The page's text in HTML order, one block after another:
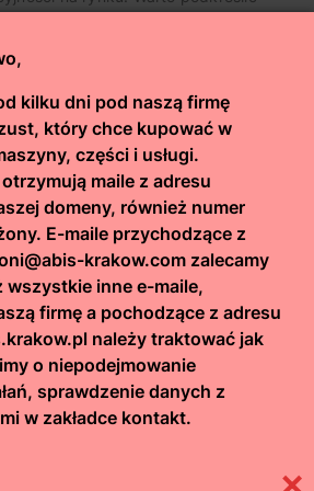
oczekiwań firm. Inwestycje
utrzymać wysoką jakość
ekspertów z zakresu robotyki,
stanowi dodatkowy atut dla
z usług
firmy świadczącej
. Dzięki temu mogą liczyć
oraz pomoc w rozwiązywaniu
z funkcjonowaniem systemu
nie tylko zwiększają umiejętności
budują bardziej zgrany i wydajny
co w dłuższej perspektywie
całej organizacji.
automatyki procesowej
kilku dni pod naszą firmę
który chce kupować w
części i usługi.
maile z adresu
domeny, również numer
E-maile przychodzące z
krakow.com zalecamy
wszystkie inne e-maile,
firmę a pochodzące z adresu
należy traktować jak
o niepodejmowanie
sprawdzenie danych z
w zakładce kontakt.